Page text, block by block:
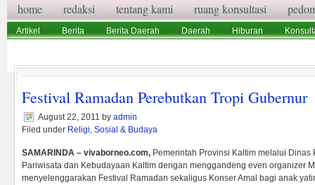
home redaksi tentang kami ruang konsultasi
Artikel Berita Berita Daerah Daerah Hiburan
Festival Ramadan Perebutkan Tropi Gubernur
August 22, 2011 by admin
Filed under Religi, Sosial & Budaya
SAMARINDA – vivaborneo.com, Pemerintah Provinsi Kaltim melalui
Pariwisata dan Kebudayaan Kaltim dengan menggandeng even organizer
menyelenggarakan Festival Ramadan sekaligus Konser Amal bagi anak